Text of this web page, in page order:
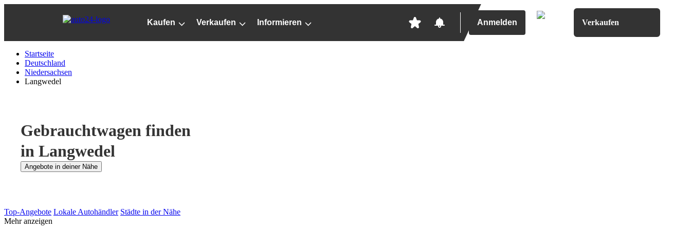
Kaufen Verkaufen Informieren Anmelden Verkaufen
Startseite
Deutschland
Niedersachsen
Langwedel
Gebrauchtwagen finden
in Langwedel
Angebote in deiner Nähe
Top-Angebote Lokale Autohändler Städte in der Nähe
Mehr anzeigen